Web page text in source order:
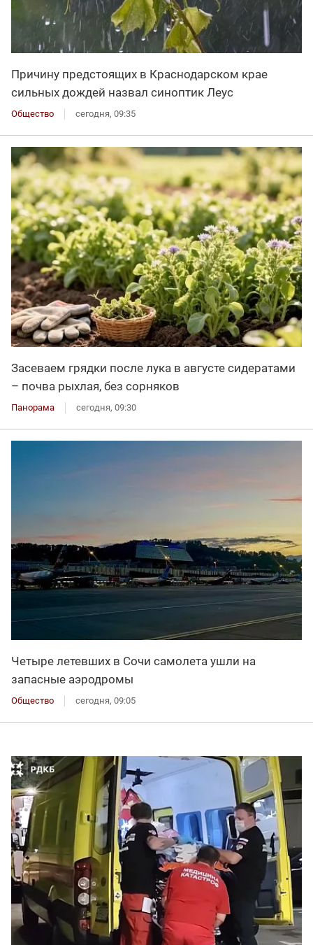
Причину предстоящих в Краснодарском крае
сильных дождей назвал синоптик Леус
Общество сегодня, 09:35
Засеваем грядки после лука в августе сидератами
– почва рыхлая, без сорняков
Панорама сегодня, 09:30
Четыре летевших в Сочи самолета ушли на
запасные аэродромы
Общество сегодня, 09:05